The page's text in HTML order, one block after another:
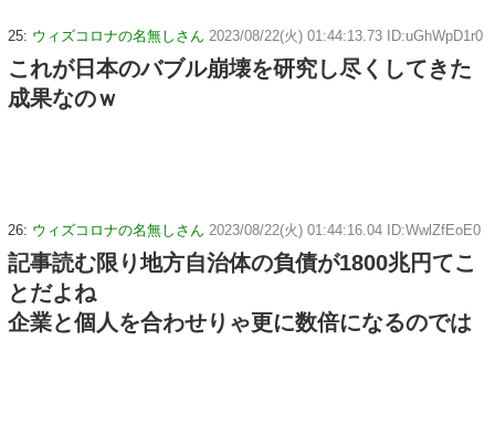
25: ウィズコロナの名無しさん 2023/08/22(火) 01:44:13.73 ID:uGhWpD1r0
これが日本のバブル崩壊を研究し尽くしてきた
成果なのｗ
26: ウィズコロナの名無しさん 2023/08/22(火) 01:44:16.04 ID:WwlZfEoE0
記事読む限り地方自治体の負債が1800兆円てこ
とだよね
企業と個人を合わせりゃ更に数倍になるのでは